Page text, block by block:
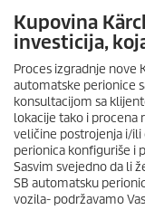
Kupovina
investicija,
Proces izgradnje nove
automatske perionice
konsultacijom sa
lokacije tako i procena
veličine postrojenja i/ili
perionica konfiguriše i
Sasvim svejedno da li
SB automatsku
vozila- podržavamo